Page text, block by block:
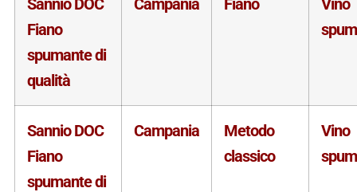
Sannio DOC
Fiano
spumante di
qualità
Campania Fiano
Vino
Sannio DOC
Fiano
spumante di
Campania
Metodo
classico
Vino